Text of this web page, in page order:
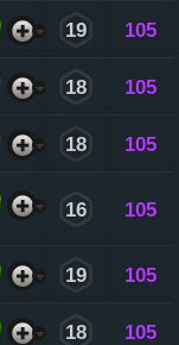
19 105
18 105
18 105
16 105
19 105
18 105